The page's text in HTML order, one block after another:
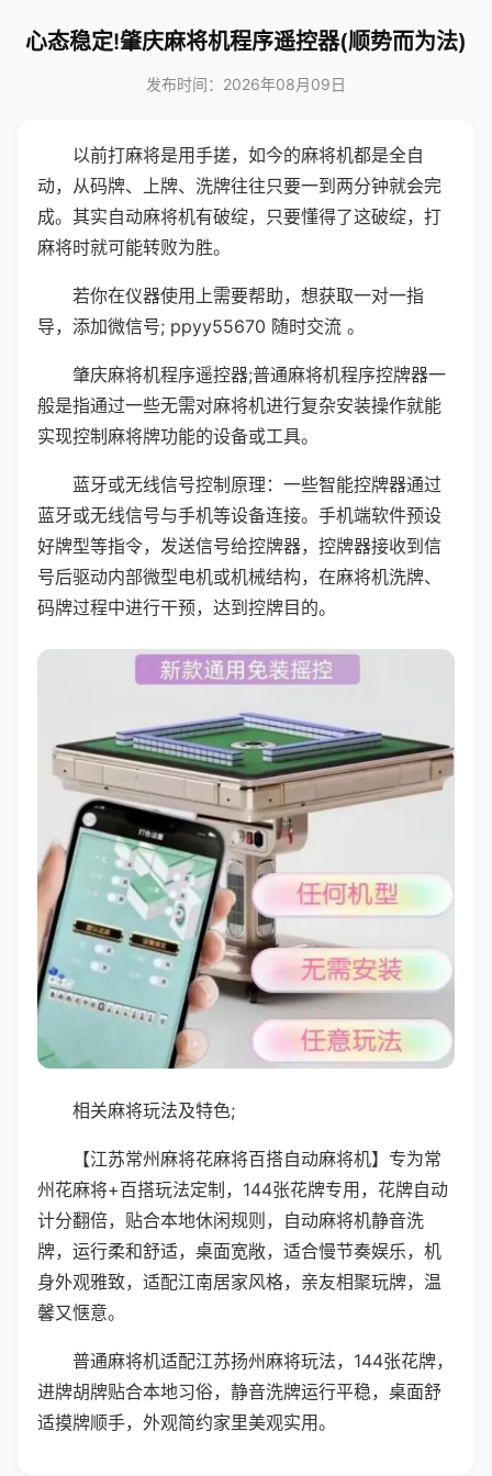
心态稳定!肇庆麻将机程序遥控器(顺势而为法)
发布时间：2026年08月09日
以前打麻将是用手搓，如今的麻将机都是全自
动，从码牌、上牌、洗牌往往只要一到两分钟就会完
成。其实自动麻将机有破绽，只要懂得了这破绽，打
麻将时就可能转败为胜。
若你在仪器使用上需要帮助，想获取一对一指
导，添加微信号; ppyy55670 随时交流 。
肇庆麻将机程序遥控器;普通麻将机程序控牌器一
般是指通过一些无需对麻将机进行复杂安装操作就能
实现控制麻将牌功能的设备或工具。
蓝牙或无线信号控制原理：一些智能控牌器通过
蓝牙或无线信号与手机等设备连接。手机端软件预设
好牌型等指令，发送信号给控牌器，控牌器接收到信
号后驱动内部微型电机或机械结构，在麻将机洗牌、
码牌过程中进行干预，达到控牌目的。
相关麻将玩法及特色;
【江苏常州麻将花麻将百搭自动麻将机】专为常
州花麻将+百搭玩法定制，144张花牌专用，花牌自动
计分翻倍，贴合本地休闲规则，自动麻将机静音洗
牌，运行柔和舒适，桌面宽敞，适合慢节奏娱乐，机
身外观雅致，适配江南居家风格，亲友相聚玩牌，温
馨又惬意。
普通麻将机适配江苏扬州麻将玩法，144张花牌，
进牌胡牌贴合本地习俗，静音洗牌运行平稳，桌面舒
适摸牌顺手，外观简约家里美观实用。